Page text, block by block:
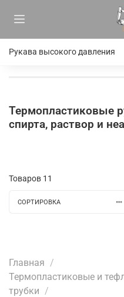
Рукава высокого давления
Термопластиковые
спирта, раствор и
Товаров 11
СОРТИРОВКА
Главная
Термопластиковые и
трубки